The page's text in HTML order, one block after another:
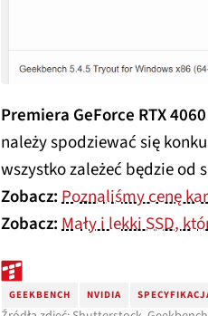
Premiera GeForce RTX
należy spodziewać się
wszystko zależeć będzie od
Zobacz:Poznaliśmy cenę
Zobacz:Mały i lekki SSD,
GEEKBENCH NVIDIA